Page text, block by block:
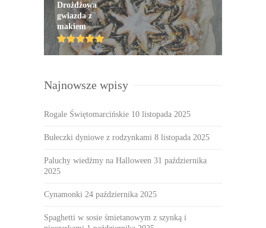
Drożdżowa
gwiazda z
makiem
Najnowsze wpisy
Rogale Świętomarcińskie 10 listopada 2025
Bułeczki dyniowe z rodzynkami 8 listopada 2025
Paluchy wiedźmy na Halloween 31 października
2025
Cynamonki 24 października 2025
Spaghetti w sosie śmietanowym z szynką i